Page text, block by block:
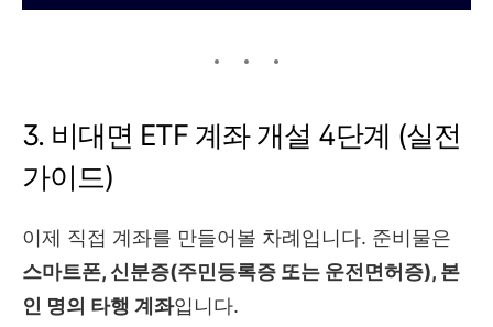
3. 비대면 ETF 계좌 개설 4단계 (실전
가이드)
이제 직접 계좌를 만들어볼 차례입니다. 준비물은
스마트폰, 신분증(주민등록증 또는 운전면허증), 본
인 명의 타행 계좌입니다.